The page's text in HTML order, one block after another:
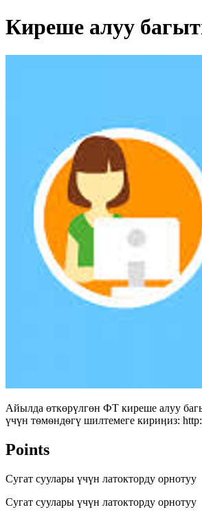
Киреше алуу
Айылда өткөрүлгөн ФТ киреше алуу
үчүн тѳмѳндѳгү шилтемеге кириӊиз:
Points
Сугат суулары үчүн латокторду орнотуу
Сугат суулары үчүн латокторду орнотуу